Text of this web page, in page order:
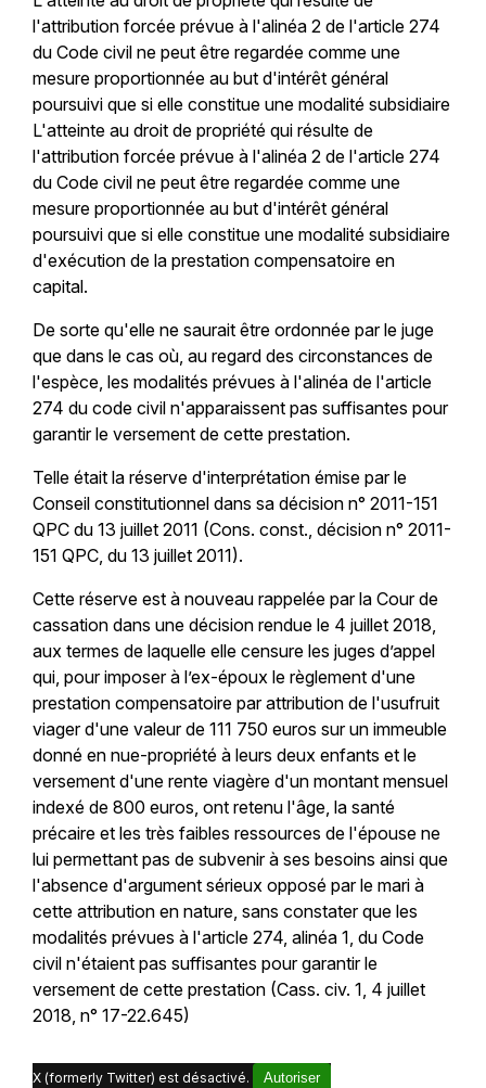
l'attribution forcée prévue à l'alinéa 2 de l'article 274
du Code civil ne peut être regardée comme une
mesure proportionnée au but d'intérêt général
poursuivi que si elle constitue une modalité subsidiaire
L'atteinte au droit de propriété qui résulte de
l'attribution forcée prévue à l'alinéa 2 de l'article 274
du Code civil ne peut être regardée comme une
mesure proportionnée au but d'intérêt général
poursuivi que si elle constitue une modalité subsidiaire
d'exécution de la prestation compensatoire en
capital.
De sorte qu'elle ne saurait être ordonnée par le juge
que dans le cas où, au regard des circonstances de
l'espèce, les modalités prévues à l'alinéa de l'article
274 du code civil n'apparaissent pas suffisantes pour
garantir le versement de cette prestation.
Telle était la réserve d'interprétation émise par le
Conseil constitutionnel dans sa décision n° 2011-151
QPC du 13 juillet 2011 (Cons. const., décision n° 2011-
151 QPC, du 13 juillet 2011).
Cette réserve est à nouveau rappelée par la Cour de
cassation dans une décision rendue le 4 juillet 2018,
aux termes de laquelle elle censure les juges d’appel
qui, pour imposer à l’ex-époux le règlement d'une
prestation compensatoire par attribution de l'usufruit
viager d'une valeur de 111 750 euros sur un immeuble
donné en nue-propriété à leurs deux enfants et le
versement d'une rente viagère d'un montant mensuel
indexé de 800 euros, ont retenu l'âge, la santé
précaire et les très faibles ressources de l'épouse ne
lui permettant pas de subvenir à ses besoins ainsi que
l'absence d'argument sérieux opposé par le mari à
cette attribution en nature, sans constater que les
modalités prévues à l'article 274, alinéa 1, du Code
civil n'étaient pas suffisantes pour garantir le
versement de cette prestation (Cass. civ. 1, 4 juillet
2018, n° 17-22.645)
X (formerly Twitter) est désactivé. Autoriser